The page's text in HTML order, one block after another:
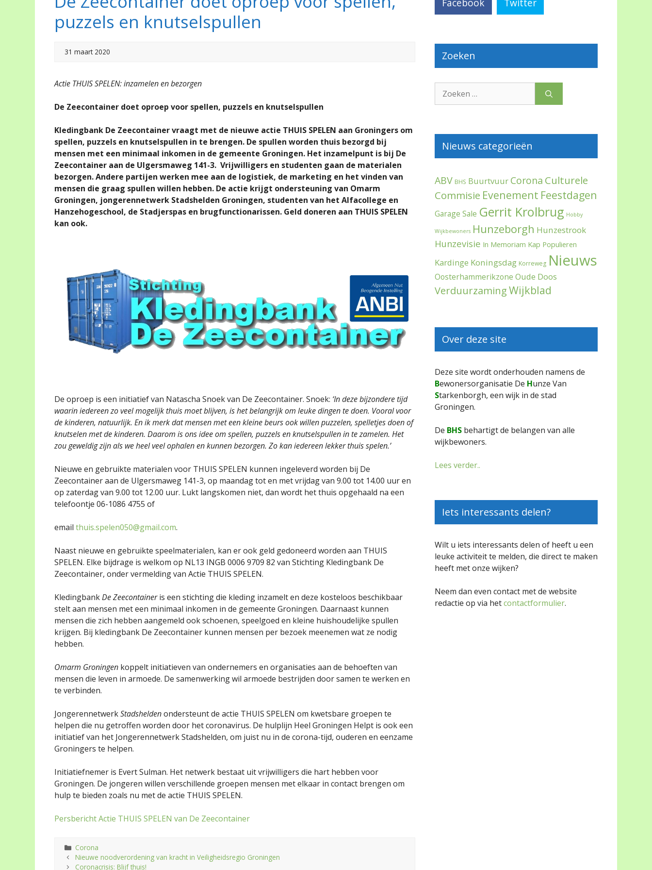
puzzels en knutselspullen
31 maart 2020
Actie THUIS SPELEN: inzamelen en bezorgen
De Zeecontainer doet oproep voor spellen, puzzels en knutselspullen
Kledingbank De Zeecontainer vraagt met de nieuwe actie THUIS SPELEN aan Groningers om
spellen, puzzels en knutselspullen in te brengen. De spullen worden thuis bezorgd bij
mensen met een minimaal inkomen in de gemeente Groningen. Het inzamelpunt is bij De
Zeecontainer aan de Ulgersmaweg 141-3. Vrijwilligers en studenten gaan de materialen
bezorgen. Andere partijen werken mee aan de logistiek, de marketing en het vinden van
mensen die graag spullen willen hebben. De actie krijgt ondersteuning van Omarm
Groningen, jongerennetwerk Stadshelden Groningen, studenten van het Alfacollege en
Hanzehogeschool, de Stadjerspas en brugfunctionarissen. Geld doneren aan THUIS SPELEN
kan ook.
De oproep is een initiatief van Natascha Snoek van De Zeecontainer. Snoek: ‘In deze bijzondere tijd
waarin iedereen zo veel mogelijk thuis moet blijven, is het belangrijk om leuke dingen te doen. Vooral voor
de kinderen, natuurlijk. En ik merk dat mensen met een kleine beurs ook willen puzzelen, spelletjes doen of
knutselen met de kinderen. Daarom is ons idee om spellen, puzzels en knutselspullen in te zamelen. Het
zou geweldig zijn als we heel veel ophalen en kunnen bezorgen. Zo kan iedereen lekker thuis spelen.’
Nieuwe en gebruikte materialen voor THUIS SPELEN kunnen ingeleverd worden bij De
Zeecontainer aan de Ulgersmaweg 141-3, op maandag tot en met vrijdag van 9.00 tot 14.00 uur en
op zaterdag van 9.00 tot 12.00 uur. Lukt langskomen niet, dan wordt het thuis opgehaald na een
telefoontje 06-1086 4755 of
email thuis.spelen050@gmail.com.
Naast nieuwe en gebruikte speelmaterialen, kan er ook geld gedoneerd worden aan THUIS
SPELEN. Elke bijdrage is welkom op NL13 INGB 0006 9709 82 van Stichting Kledingbank De
Zeecontainer, onder vermelding van Actie THUIS SPELEN.
KledingbankDe Zeecontaineris een stichting die kleding inzamelt en deze kosteloos beschikbaar
stelt aan mensen met een minimaal inkomen in de gemeente Groningen. Daarnaast kunnen
mensen die zich hebben aangemeld ook schoenen, speelgoed en kleine huishoudelijke spullen
krijgen. Bij kledingbank De Zeecontainer kunnen mensen per bezoek meenemen wat ze nodig
hebben.
Omarm Groningen koppelt initiatieven van ondernemers en organisaties aan de behoeften van
mensen die leven in armoede. De samenwerking wil armoede bestrijden door samen te werken en
te verbinden.
JongerennetwerkStadsheldenondersteunt de actie THUIS SPELEN om kwetsbare groepen te
helpen die nu getroffen worden door het coronavirus. De hulplijn Heel Groningen Helpt is ook een
initiatief van het Jongerennetwerk Stadshelden, om juist nu in de corona-tijd, ouderen en eenzame
Groningers te helpen.
Initiatiefnemer is Evert Sulman. Het netwerk bestaat uit vrijwilligers die hart hebben voor
Groningen. De jongeren willen verschillende groepen mensen met elkaar in contact brengen om
hulp te bieden zoals nu met de actie THUIS SPELEN.
Persbericht Actie THUIS SPELEN van De Zeecontainer
Categorieën
Corona
Nieuwe noodverordening van kracht in Veiligheidsregio Groningen
Coronacrisis: Blijf thuis!
Facebook Twitter
Zoeken
naar:
Nieuws categorieën
ABV BHS Buurtvuur Corona Culturele
Commisie Evenement Feestdagen
Garage Sale Gerrit Krolbrug Hobby
Wijkbewoners Hunzeborgh Hunzestrook
Hunzevisie In Memoriam Kap Populieren
Kardinge Koningsdag Korreweg Nieuws
Oosterhammerikzone Oude Doos
VerduurzamingWijkblad
Over deze site
Deze site wordt onderhouden namens de
Bewonersorganisatie De Hunze Van
Starkenborgh, een wijk in de stad
Groningen.
De BHS behartigt de belangen van alle
wijkbewoners.
Lees verder..
Iets interessants delen?
Wilt u iets interessants delen of heeft u een
leuke activiteit te melden, die direct te maken
heeft met onze wijken?
Neem dan even contact met de website
redactie op via hetcontactformulier.